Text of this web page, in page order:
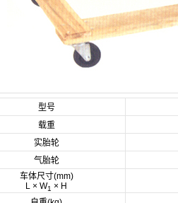
型号
载重
实胎轮
气胎轮
车体尺寸(mm)
L × W1 × H